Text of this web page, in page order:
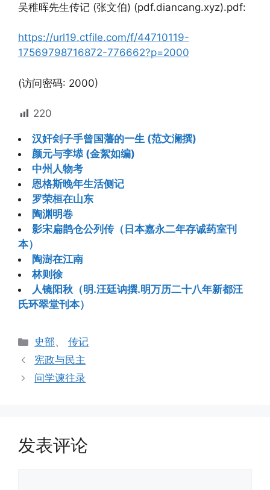
吴稚晖先生传记 (张文伯) (pdf.diancang.xyz).pdf:
https://url19.ctfile.com/f/44710119-
17569798716872-776662?p=2000
(访问密码: 2000)
220
汉奸刽子手曾国藩的一生 (范文澜撰)
颜元与李塨 (金絮如编)
中州人物考
恩格斯晚年生活侧记
罗荣桓在山东
陶渊明卷
影宋扁鹊仓公列传（日本嘉永二年存诚药室刊
本）
陶澍在江南
林则徐
人镜阳秋（明.汪廷讷撰.明万历二十八年新都汪
氏环翠堂刊本）
分
类
史部、传记
宪政与民主
问学谏往录
发表评论